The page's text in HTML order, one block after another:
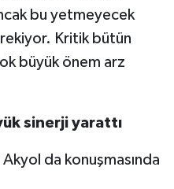
bu yetmeyecek
Kritik bütün
büyük önem arz
sinerji yarattı
da konuşmasında